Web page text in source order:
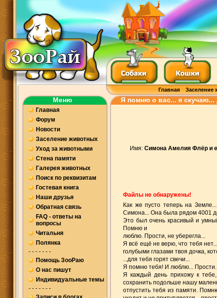
Главная Заселение
Меню
Главная
Форум
Новости
Заселение животных
Уход за животными
Стена памяти
Галерея животных
Поиск по реквизитам
Гостевая книга
Наши друзья
Обратная связь
FAQ - ответы на
вопросы
Читальня
Полянка
- - - - - - -
Помощь ЗооРаю
О нас пишут
Индивидуальные темы
- - - - - - -
Я помню о вас... я скучаю...
Имя: Симона Амелия Флёр и
Файлы не обнаружены!
Как же пусто теперь на
Симона... Она была рядом 4001
Это был очень красивый и
Помню и
люблю. Прости, не уберегла...
Я всё ещё не верю, что тебя
голубыми глазами твоя дочка,
...для тебя горят свечи...
Я помню тебя! И люблю...
Я каждый день прихожу к
сохранить подольше нашу
отпустить тебя из памяти.